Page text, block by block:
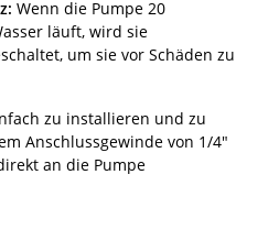
Wenn die Pumpe 20
läuft, wird sie
um sie vor Schäden zu
zu installieren und zu
Anschlussgewinde von 1/4"
an die Pumpe